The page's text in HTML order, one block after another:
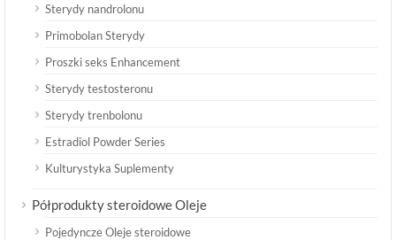
Sterydy nandrolonu
Primobolan Sterydy
Proszki seks Enhancement
Sterydy testosteronu
Sterydy trenbolonu
Estradiol Powder Series
Kulturystyka Suplementy
Półprodukty steroidowe Oleje
Pojedyncze Oleje steroidowe